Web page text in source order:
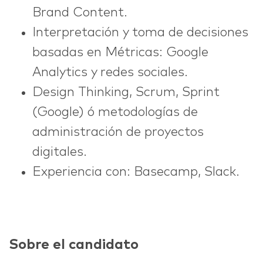
Brand Content.
Interpretación y toma de decisiones
basadas en Métricas: Google
Analytics y redes sociales.
Design Thinking, Scrum, Sprint
(Google) ó metodologías de
administración de proyectos
digitales.
Experiencia con: Basecamp, Slack.
Sobre el candidato